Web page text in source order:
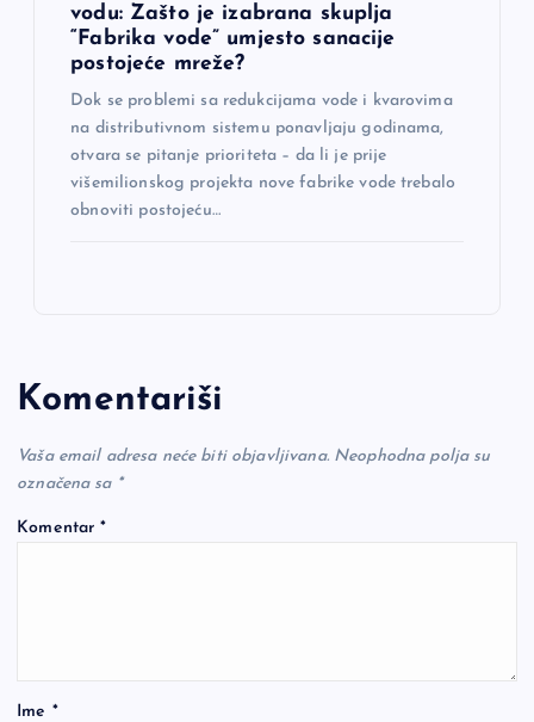
vodu: Zašto je izabrana skuplja
“Fabrika vode” umjesto sanacije
postojeće mreže?
Dok se problemi sa redukcijama vode i kvarovima
na distributivnom sistemu ponavljaju godinama,
otvara se pitanje prioriteta – da li je prije
višemilionskog projekta nove fabrike vode trebalo
obnoviti postojeću…
Komentariši
Vaša email adresa neće biti objavljivana. Neophodna polja su
označena sa *
Komentar*
Ime *